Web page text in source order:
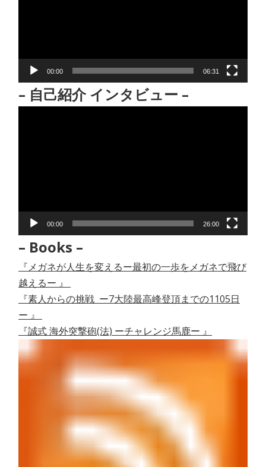
ー
00:00 06:31
– 自己紹介 インタビュー –
ー
00:00 26:00
– Books –
『メガネが人生を変えるー最初の一歩をメガネで飛び
越えるー 』
『素人からの挑戦 ー7大陸最高峰登頂までの1105日
ー 』
『誠式 海外突撃砲(法) ーチャレンジ馬鹿ー 』